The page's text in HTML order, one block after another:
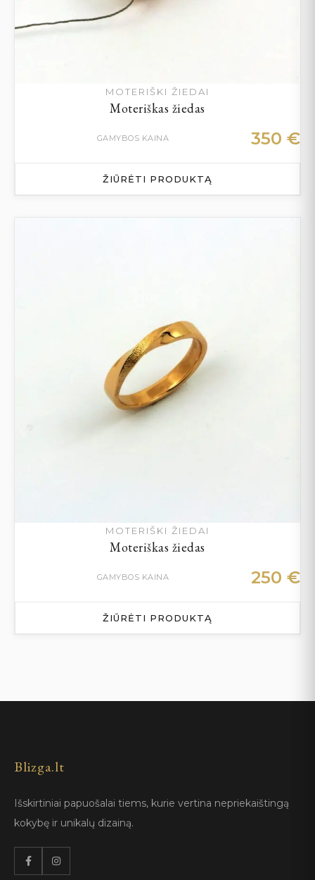
MOTERIŠKI ŽIEDAI
Moteriškas žiedas
GAMYBOS KAINA 350 €
ŽIŪRĖTI PRODUKTĄ
MOTERIŠKI ŽIEDAI
Moteriškas žiedas
GAMYBOS KAINA 250 €
ŽIŪRĖTI PRODUKTĄ
Blizga.lt
Išskirtiniai papuošalai tiems, kurie vertina nepriekaištingą
kokybę ir unikalų dizainą.